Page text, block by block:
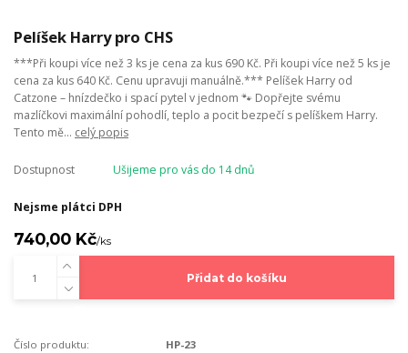
Pelíšek Harry pro CHS
***Při koupi více než 3 ks je cena za kus 690 Kč. Při koupi více než 5 ks je
cena za kus 640 Kč. Cenu upravuji manuálně.*** Pelíšek Harry od
Catzone – hnízdečko i spací pytel v jednom 🐾 Dopřejte svému
mazlíčkovi maximální pohodlí, teplo a pocit bezpečí s pelíškem Harry.
Tento mě... celý popis
Dostupnost Ušijeme pro vás do 14 dnů
Nejsme plátci DPH
740,00 Kč/ks
Přidat do košíku
Číslo produktu:
HP-23